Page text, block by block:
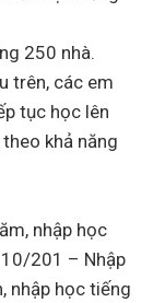
250 nhà.
trên, các em
tục học lên
khả năng
nhập học
201 – Nhập
nhập học tiếng